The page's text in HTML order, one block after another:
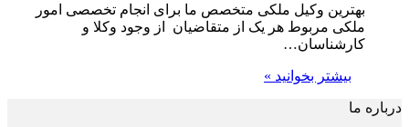
بهترین وکیل ملکی متخصص ما برای انجام تخصصی امور
ملکی مربوط هر یک از متقاضیان از وجود وکلا و
کارشناسان…
بیشتر بخوانید »
درباره ما